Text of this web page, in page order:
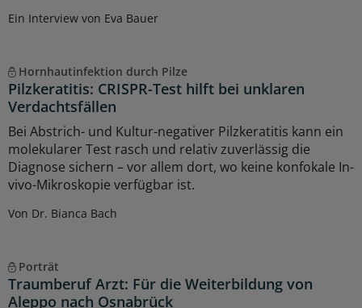
Ein Interview von Eva Bauer
Hornhautinfektion durch Pilze
Pilzkeratitis: CRISPR-Test hilft bei unklaren
Verdachtsfällen
Bei Abstrich- und Kultur-negativer Pilzkeratitis kann ein
molekularer Test rasch und relativ zuverlässig die
Diagnose sichern – vor allem dort, wo keine konfokale In-
vivo-Mikroskopie verfügbar ist.
Von Dr. Bianca Bach
Porträt
Traumberuf Arzt: Für die Weiterbildung von
Aleppo nach Osnabrück